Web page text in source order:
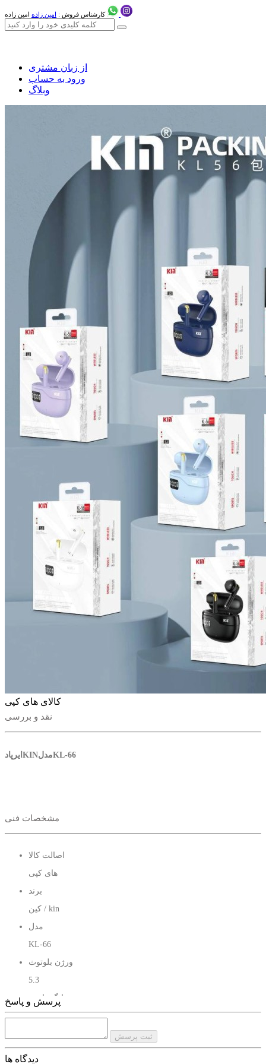
کارشناس فروش : امین زاده امین زاده
از زبان مشتری
ورود به حساب
وبلاگ
کالای های کپی
نقد و بررسی
ایرپادKINمدلKL-66
مشخصات فنی
اصالت کالا
های کپی
برند
کین / kin
مدل
KL-66
ورژن بلوتوث
5.3
نشانگر باتری
دارد
پرسش و پاسخ
ثبت پرسش
دیدگاه ها